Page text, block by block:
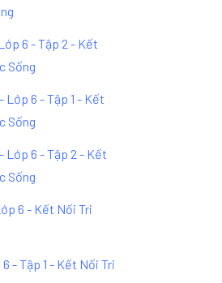
6 - Tập 2 - Kết
Sống
Lớp 6 - Tập 1 - Kết
Sống
Lớp 6 - Tập 2 - Kết
Sống
6 - Kết Nối Tri
- Tập 1 - Kết Nối Tri